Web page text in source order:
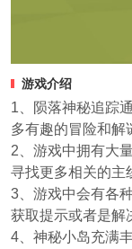
游戏介绍
1、陨落神秘追踪
多有趣的冒险和解
2、游戏中拥有大
寻找更多相关的主
3、游戏中会有各
获取提示或者是解
4、神秘小岛充满